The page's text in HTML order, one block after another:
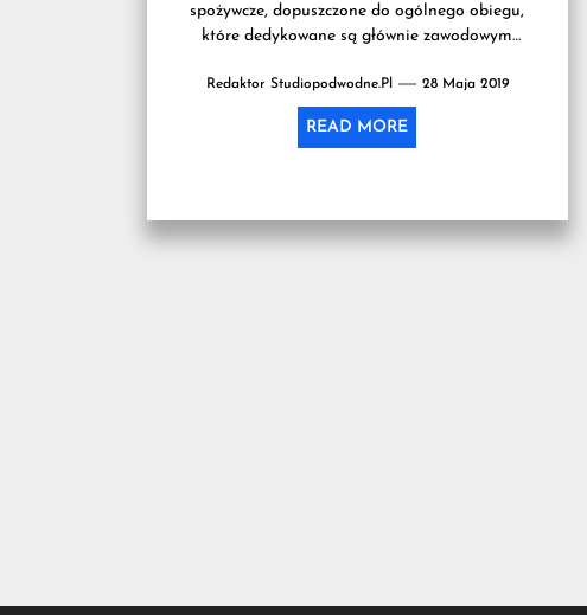
spożywcze, dopuszczone do ogólnego obiegu,
które dedykowane są głównie zawodowym
uprawiającym różnorodne dyscypliny sportowe.
Osoby takie...
Redaktor Studiopodwodne.pl 28 Maja 2019
READ MORE